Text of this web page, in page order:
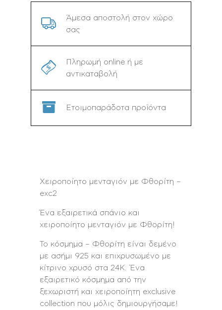
Άμεσα αποστολή στον χώρο
σας
Πληρωμή online ή με
αντικαταβολή
Ετοιμοπαράδοτα προϊόντα
Χειροποίητο μενταγιόν με Φθορίτη –
exc2
Ένα εξαιρετικά σπάνιο και
χειροποίητο μενταγιόν με Φθορίτη!
Το κόσμημα – Φθορίτη είναι δεμένο
με ασήμι 925 και επιχρυσωμένο με
κίτρινο χρυσό στα 24Κ. Ένα
εξαιρετικό κόσμημα από την
ξεχωριστή και χειροποίητη exclusive
collection που μόλις δημιουργήσαμε!